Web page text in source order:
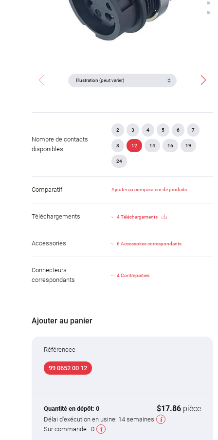
Nombre de contacts
disponibles
2 3 4 5 6 7
8 12 14 16 19
24
Comparatif Ajouter au comparateur de produits
Téléchargements 4 Téléchargements
Accessories 6 Accessoires correspondants
Connecteurs
correspondants
4 Contreparties
Ajouter au panier
Référencee
99 0652 00 12
Quantité en dépôt: 0 $17.86 pièce
Délai d'exécution en usine: 14 semaines
Sur commande : 0